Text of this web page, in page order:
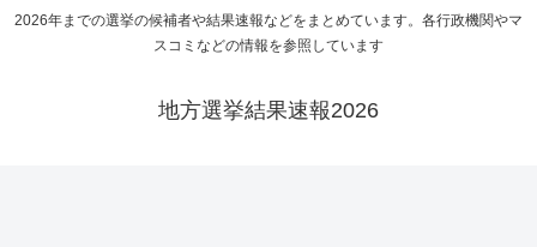
2026年までの選挙の候補者や結果速報などをまとめています。各行政機関やマ
スコミなどの情報を参照しています
地方選挙結果速報2026